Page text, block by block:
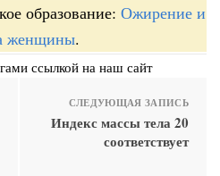
образование: Ожирение и
женщины.
ссылкой на наш сайт
СЛЕДУЮЩАЯ ЗАПИСЬ
Индекс массы тела 20
соответствует